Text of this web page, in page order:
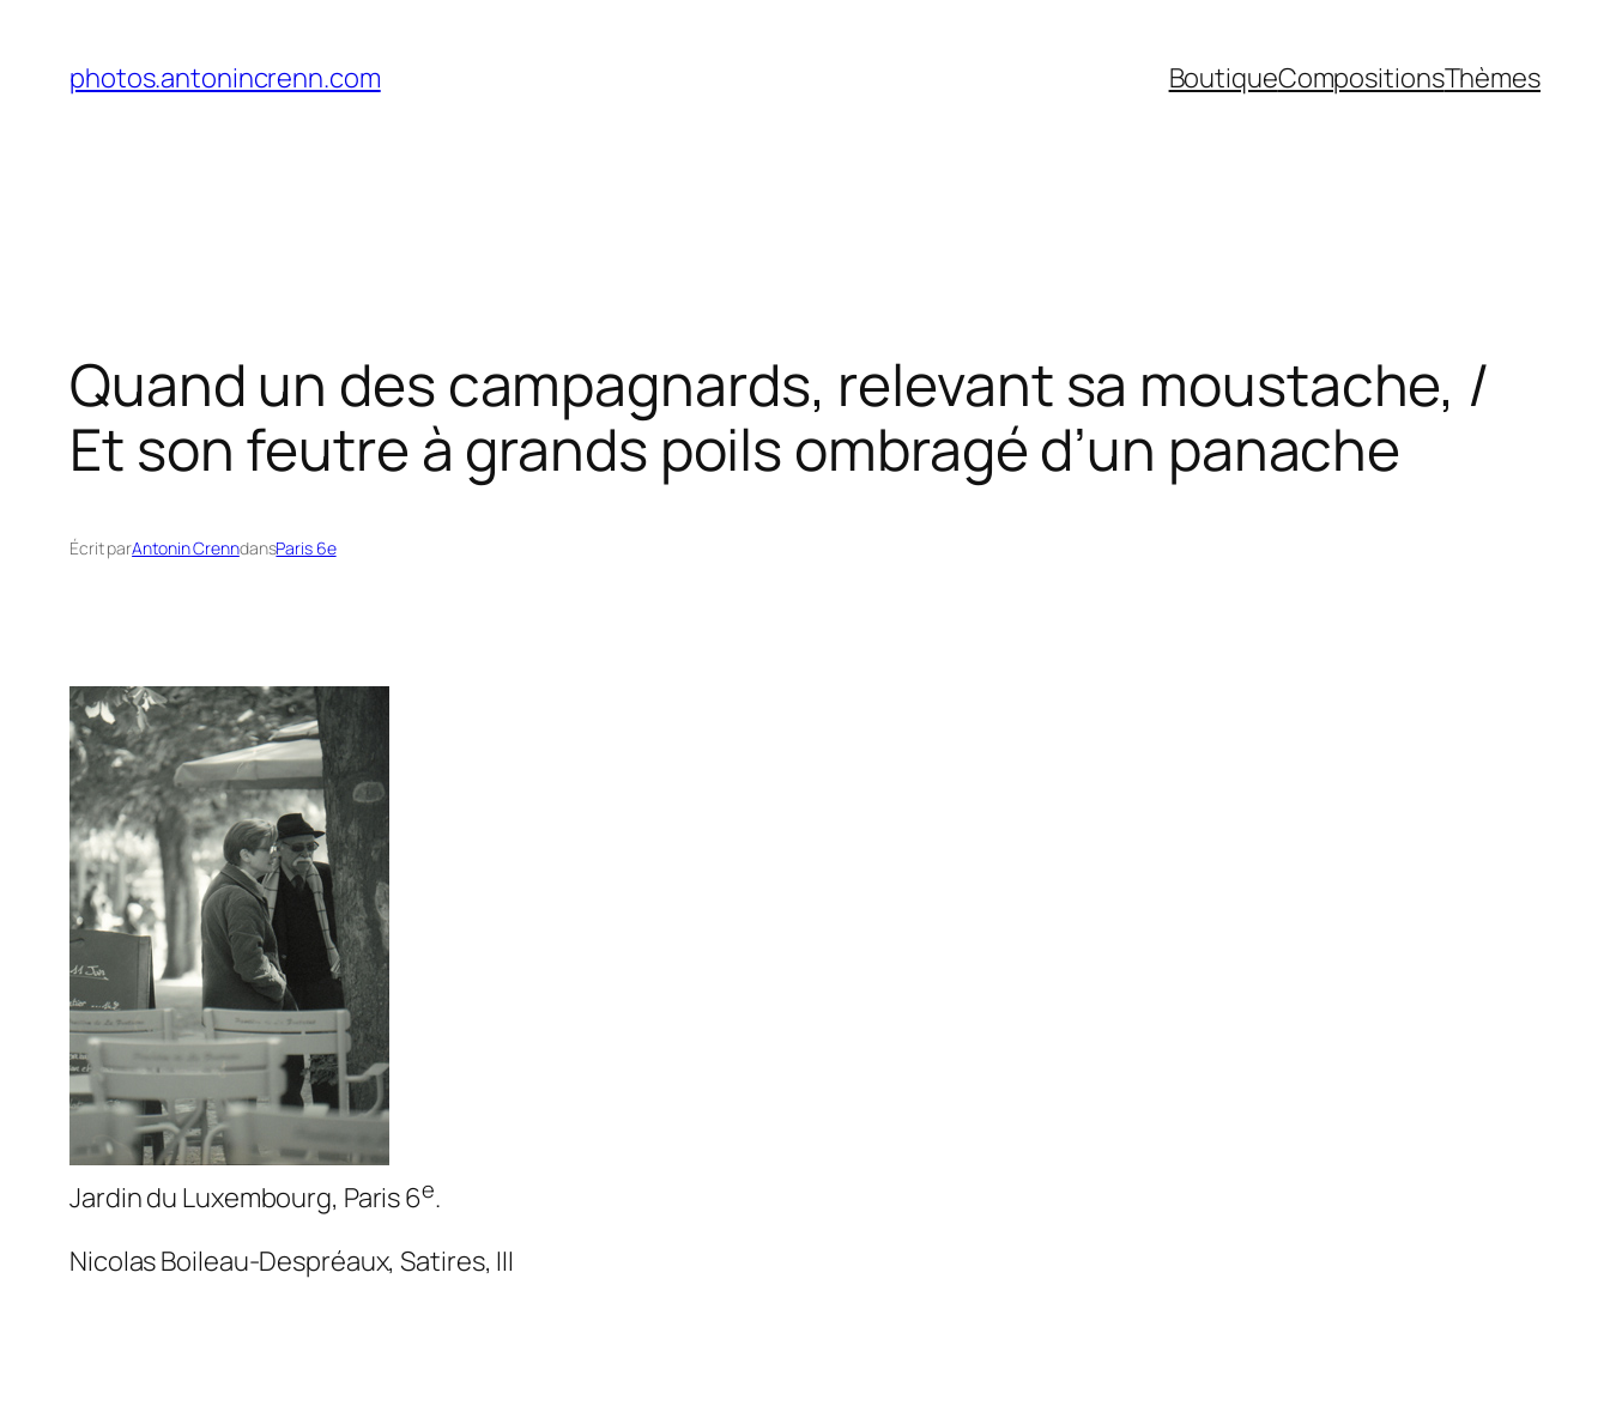
contenu
photos.antonincrenn.com BoutiqueCompositionsThèmes
Quand un des campagnards, relevant sa moustache, /
Et son feutre à grands poils ombragé d’un panache
Écrit parAntonin CrenndansParis 6e
Jardin du Luxembourg, Paris 6e.
Nicolas Boileau-Despréaux,Satires, III